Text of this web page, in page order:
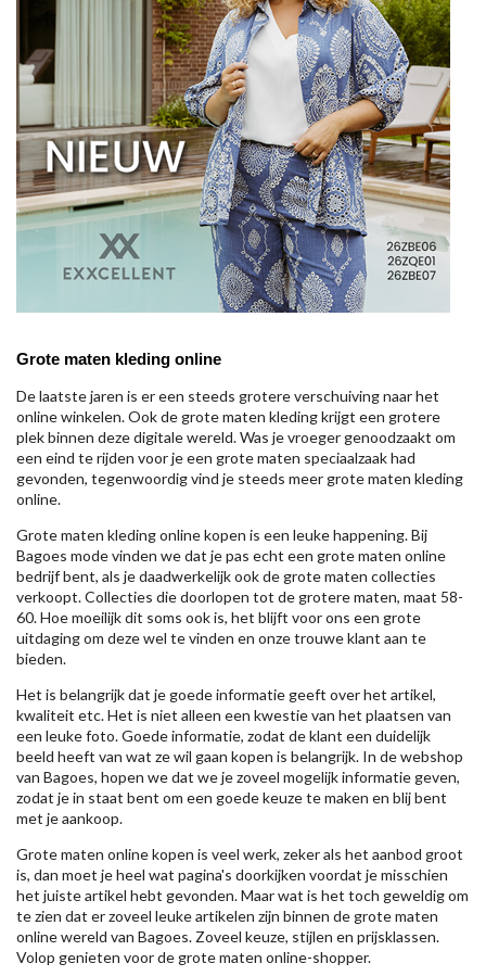
Grote maten kleding online
De laatste jaren is er een steeds grotere verschuiving naar het
online winkelen. Ook de grote maten kleding krijgt een grotere
plek binnen deze digitale wereld. Was je vroeger genoodzaakt om
een eind te rijden voor je een grote maten speciaalzaak had
gevonden, tegenwoordig vind je steeds meer grote maten kleding
online.
Grote maten kleding online kopen is een leuke happening. Bij
Bagoes mode vinden we dat je pas echt een grote maten online
bedrijf bent, als je daadwerkelijk ook de grote maten collecties
verkoopt. Collecties die doorlopen tot de grotere maten, maat 58-
60. Hoe moeilijk dit soms ook is, het blijft voor ons een grote
uitdaging om deze wel te vinden en onze trouwe klant aan te
bieden.
Het is belangrijk dat je goede informatie geeft over het artikel,
kwaliteit etc. Het is niet alleen een kwestie van het plaatsen van
een leuke foto. Goede informatie, zodat de klant een duidelijk
beeld heeft van wat ze wil gaan kopen is belangrijk. In de webshop
van Bagoes, hopen we dat we je zoveel mogelijk informatie geven,
zodat je in staat bent om een goede keuze te maken en blij bent
met je aankoop.
Grote maten online kopen is veel werk, zeker als het aanbod groot
is, dan moet je heel wat pagina's doorkijken voordat je misschien
het juiste artikel hebt gevonden. Maar wat is het toch geweldig om
te zien dat er zoveel leuke artikelen zijn binnen de grote maten
online wereld van Bagoes. Zoveel keuze, stijlen en prijsklassen.
Volop genieten voor de grote maten online-shopper.